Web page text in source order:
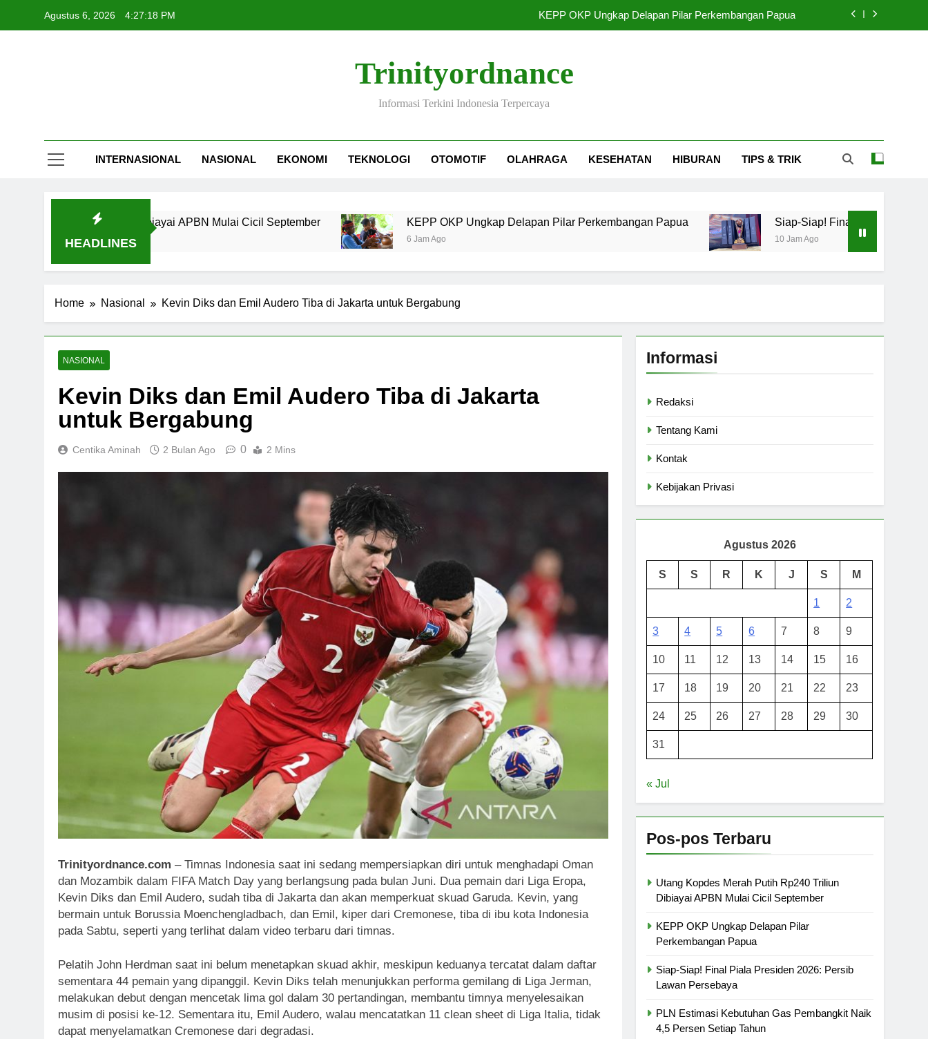
Agustus 6, 2026 4:27:19 PM KEPP OKP Ungkap Delapan Pilar Perkembangan Papua
PLN Estimasi Kebutuhan Gas Pembangkit Naik 4,5 Persen Setiap Tahun
Utang Kopdes Merah Putih Rp240 Triliun Dibiayai APBN Mulai Cicil September
Trinityordnance
Informasi Terkini Indonesia Terpercaya
INTERNASIONAL NASIONAL EKONOMI TEKNOLOGI OTOMOTIF OLAHRAGA KESEHATAN HIBURAN TIPS & TRIK
HEADLINES
Rp240 Triliun Dibiayai APBN Mulai Cicil September KEPP OKP Ungkap Delapan Pilar Perkembangan Papua
6 Jam Ago
Siap-Siap! Final Piala Presiden 2026:
10 Jam Ago
Home Nasional Kevin Diks dan Emil Audero Tiba di Jakarta untuk Bergabung
NASIONAL
Kevin Diks dan Emil Audero Tiba di Jakarta
untuk Bergabung
Centika Aminah 2 Bulan Ago 0 2 Mins
Trinityordnance.com – Timnas Indonesia saat ini sedang mempersiapkan diri untuk menghadapi Oman
dan Mozambik dalam FIFA Match Day yang berlangsung pada bulan Juni. Dua pemain dari Liga Eropa,
Kevin Diks dan Emil Audero, sudah tiba di Jakarta dan akan memperkuat skuad Garuda. Kevin, yang
bermain untuk Borussia Moenchengladbach, dan Emil, kiper dari Cremonese, tiba di ibu kota Indonesia
pada Sabtu, seperti yang terlihat dalam video terbaru dari timnas.
Pelatih John Herdman saat ini belum menetapkan skuad akhir, meskipun keduanya tercatat dalam daftar
sementara 44 pemain yang dipanggil. Kevin Diks telah menunjukkan performa gemilang di Liga Jerman,
melakukan debut dengan mencetak lima gol dalam 30 pertandingan, membantu timnya menyelesaikan
musim di posisi ke-12. Sementara itu, Emil Audero, walau mencatatkan 11 clean sheet di Liga Italia, tidak
dapat menyelamatkan Cremonese dari degradasi.
Informasi
Redaksi
Tentang Kami
Kontak
Kebijakan Privasi
Agustus 2026
S S R K J S M
1 2
3 4 5 6 7 8 9
10 11 12 13 14 15 16
17 18 19 20 21 22 23
24 25 26 27 28 29 30
31
« Jul
Pos-pos Terbaru
Utang Kopdes Merah Putih Rp240 Triliun
Dibiayai APBN Mulai Cicil September
KEPP OKP Ungkap Delapan Pilar
Perkembangan Papua
Siap-Siap! Final Piala Presiden 2026: Persib
Lawan Persebaya
PLN Estimasi Kebutuhan Gas Pembangkit Naik
4,5 Persen Setiap Tahun